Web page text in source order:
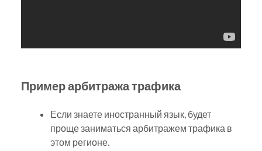
Пример арбитража трафика
Если знаете иностранный язык, будет
проще заниматься арбитражем трафика в
этом регионе.